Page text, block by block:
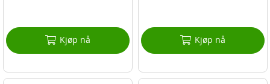
Kjøp nå Kjøp nå